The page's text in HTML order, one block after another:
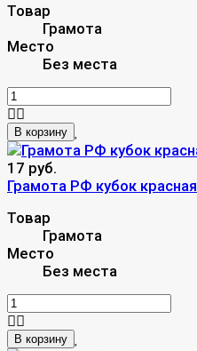
Товар
Грамота
Место
Без места
В корзину
17 руб.
Грамота РФ кубок красная
Товар
Грамота
Место
Без места
В корзину